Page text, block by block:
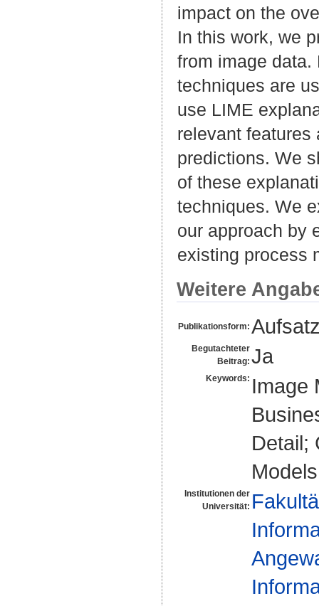
impact on the
In this work, we
from image data.
techniques are
use LIME
relevant features
predictions. We
of these
techniques. We
our approach by
existing process
Weitere
Publikationsform:
Begutachteter
Beitrag: Ja
Keywords: Image
Detail;
Models
Institutionen der
Universität: